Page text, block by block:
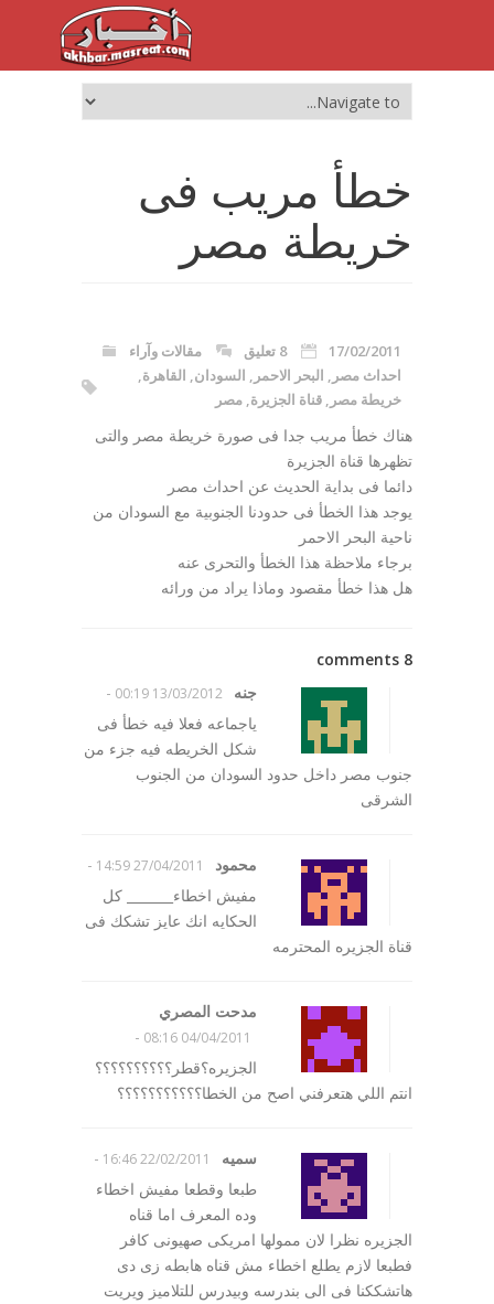
خطأ مريب فى
خريطة مصر
17/02/2011 8 تعليق
مقالات وآراء
احداث مصر , البحر الاحمر , السودان, القاهرة,
خريطة مصر , قناة الجزيرة, مصر
هناك خطأ مريب جدا فى صورة خريطة مصر والتى
تظهرها قناة الجزيرة
دائما فى بداية الحديث عن احداث مصر
يوجد هذا الخطأ فى حدودنا الجنوبية مع السودان من
ناحية البحر الاحمر
برجاء ملاحظة هذا الخطأ والتحرى عنه
هل هذا خطأ مقصود وماذا يراد من ورائه
8 comments
جنه
13/03/2012 00:19
-
ياجماعه فعلا فيه خطأ فى
شكل الخريطه فيه جزء من
جنوب مصر داخل حدود السودان من الجنوب
الشرقى
محمود 27/04/2011 14:59
-
مفيش اخطاء_______ كل
الحكايه انك عايز تشكك فى
قناة الجزيره المحترمه
مدحت المصري
04/04/2011 08:16
-
الجزيره؟قطر؟؟؟؟؟؟؟؟؟؟
انتم اللي هتعرفني اصح من الخطا؟؟؟؟؟؟؟؟؟؟؟
سميه 22/02/2011 16:46
-
طبعا وقطعا مفيش اخطاء
وده المعرف اما قناه
الجزيره نظرا لان ممولها امريكى صهيونى كافر
فطبعا لازم يطلع اخطاء مش قناه هابطه زى دى
هاتشككنا فى الى بندرسه وبيدرس للتلاميز ويريت